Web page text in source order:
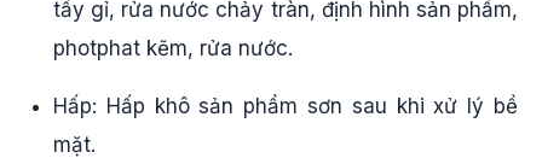
tẩy gỉ, rửa nước chảy tràn, định hình sản phẩm,
photphat kẽm, rửa nước.
Hấp: Hấp khô sản phẩm sơn sau khi xử lý bề
mặt.